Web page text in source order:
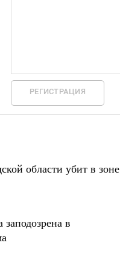
РЕГИСТРАЦИЯ
области убит в зоне
в